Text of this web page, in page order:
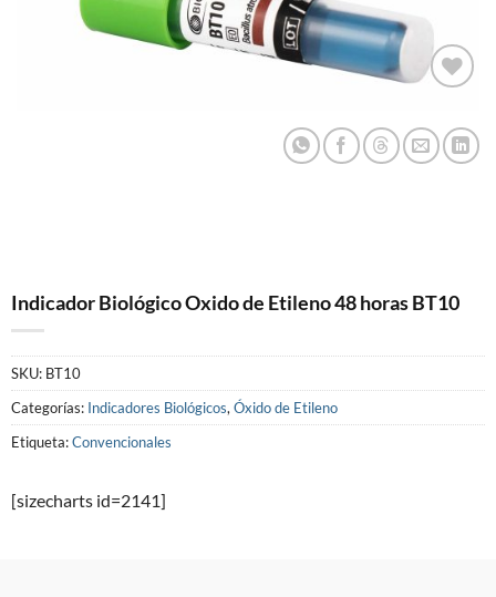
a la
lista
Indicador Biológico Oxido de Etileno 48 horas BT10
SKU: BT10
Categorías: Indicadores Biológicos, Óxido de Etileno
Etiqueta:Convencionales
[sizecharts id=2141]